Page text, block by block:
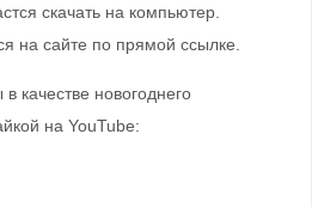
скачать на компьютер.
на сайте по прямой ссылке.
качестве новогоднего
на YouTube: